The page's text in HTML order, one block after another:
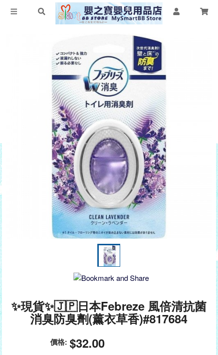
✨現貨✨🇯🇵日本Febreze 風倍清抗菌
消臭防臭劑(薰衣草香)#817684
價格: $32.00